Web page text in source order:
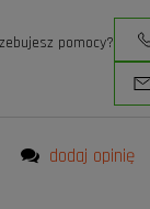
pomocy?
dodaj opinię